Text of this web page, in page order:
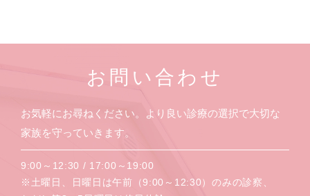
お問い合わせ
お気軽にお尋ねください。より良い診療の選択で大切な
家族を守っていきます。
9:00～12:30 / 17:00～19:00
※土曜日、日曜日は午前（9:00～12:30）のみの診察、